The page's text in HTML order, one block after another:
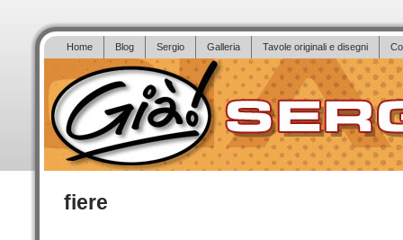
Home Blog Sergio Galleria Tavole originali e disegni
fiere